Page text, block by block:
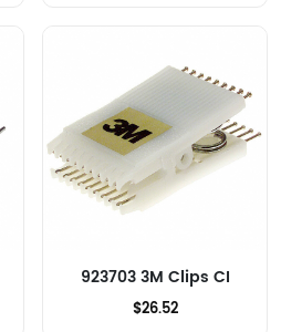
923703 3M Clips CI
$26.52